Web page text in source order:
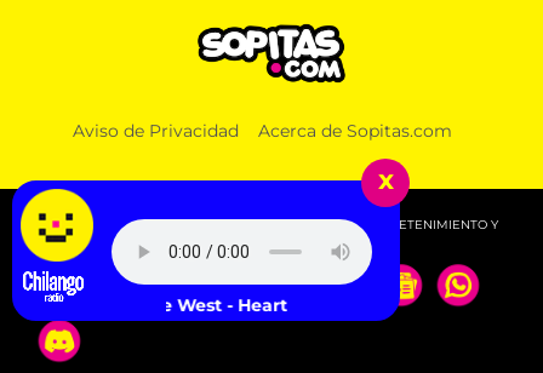
Aviso de Privacidad Acerca de Sopitas.com
© 2026 SOPITAS.COM - MÚSICA, NOTICIAS, DEPORTES, ENTRETENIMIENTO Y
MÁS!.
x
Kanye West - Heartless